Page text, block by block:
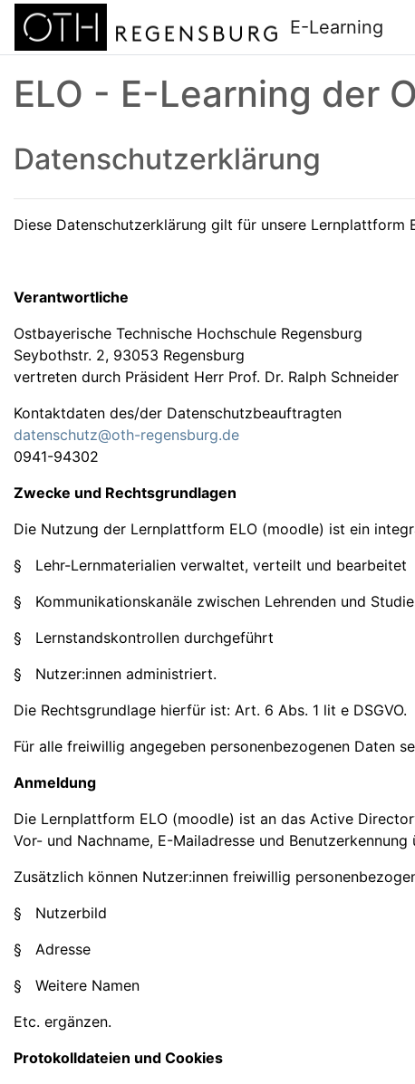
Zum Hauptinhalt
E-Learning
ELO - E-Learning der
Datenschutzerklärung
Diese Datenschutzerklärung gilt für unsere Lernplattform
Verantwortliche
Ostbayerische Technische Hochschule Regensburg
Seybothstr. 2, 93053 Regensburg
vertreten durch Präsident Herr Prof. Dr. Ralph Schneider
Kontaktdaten des/der Datenschutzbeauftragten
datenschutz@oth-regensburg.de
0941-94302
Zwecke und Rechtsgrundlagen
Die Nutzung der Lernplattform ELO (moodle) ist ein
§ Lehr-Lernmaterialien verwaltet, verteilt und bearbeitet
§ Kommunikationskanäle zwischen Lehrenden und
§ Lernstandskontrollen durchgeführt
§ Nutzer:innen administriert.
Die Rechtsgrundlage hierfür ist: Art. 6 Abs. 1 lit e DSGVO.
Für alle freiwillig angegeben personenbezogenen Daten
Anmeldung
Die Lernplattform ELO (moodle) ist an das Active
Vor- und Nachname, E-Mailadresse und
Zusätzlich können Nutzer:innen freiwillig
§ Nutzerbild
§ Adresse
§ Weitere Namen
Etc. ergänzen.
Protokolldateien und Cookies